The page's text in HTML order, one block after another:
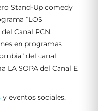
Stand-Up comedy
“LOS
Canal RCN.
en programas
del canal
LA SOPA del Canal E
y eventos sociales.